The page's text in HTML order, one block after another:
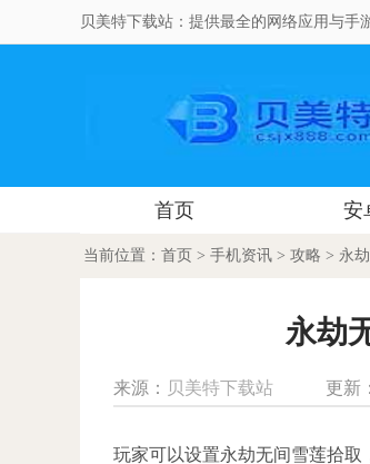
贝美特下载站：提供最全的网络应用与手
首页 安
当前位置： 首页 > 手机资讯 > 攻略 > 永
永劫
来源： 贝美特下载站 更新
玩家可以设置永劫无间雪莲拾